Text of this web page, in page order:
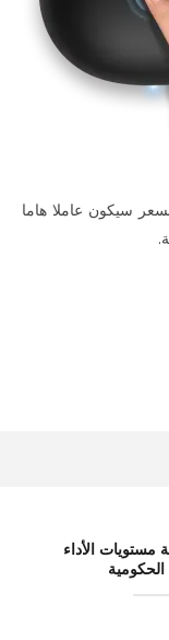
أن السعر سيكون عاملا هاما
الأداء